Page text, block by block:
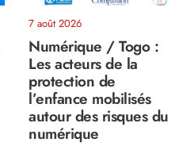
7 août 2026
Numérique / Togo :
Les acteurs de la
protection de
l’enfance mobilisés
autour des risques du
numérique